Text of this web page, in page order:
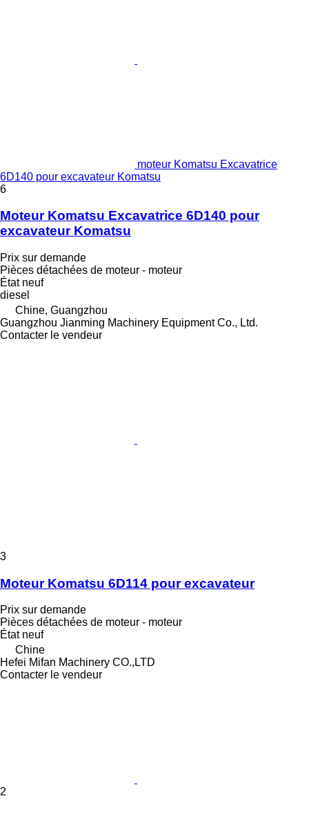
moteur Komatsu Excavatrice
6D140 pour excavateur Komatsu
6
Moteur Komatsu Excavatrice 6D140 pour
excavateur Komatsu
Prix sur demande
Pièces détachées de moteur - moteur
Étatneuf
diesel
Chine, Guangzhou
Guangzhou Jianming Machinery Equipment Co., Ltd.
Contacter le vendeur
3
Moteur Komatsu 6D114 pour excavateur
Prix sur demande
Pièces détachées de moteur - moteur
Étatneuf
Chine
Hefei Mifan Machinery CO.,LTD
Contacter le vendeur
2